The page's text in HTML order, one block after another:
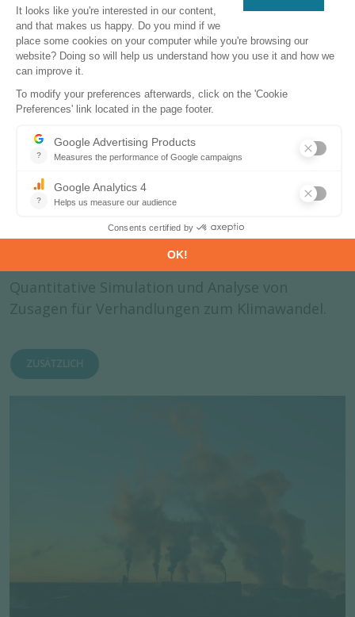
NDC-Evaluierung
Quantitative Simulation und Analyse von
Zusagen für Verhandlungen zum Klimawandel.
ZUSÄTZLICH